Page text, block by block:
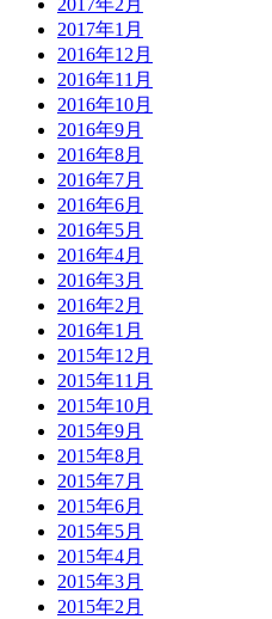
2017年1月
2016年12月
2016年11月
2016年10月
2016年9月
2016年8月
2016年7月
2016年6月
2016年5月
2016年4月
2016年3月
2016年2月
2016年1月
2015年12月
2015年11月
2015年10月
2015年9月
2015年8月
2015年7月
2015年6月
2015年5月
2015年4月
2015年3月
2015年2月